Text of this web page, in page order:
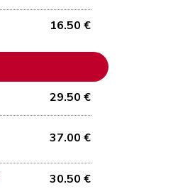
16.50 €
29.50 €
37.00 €
30.50 €